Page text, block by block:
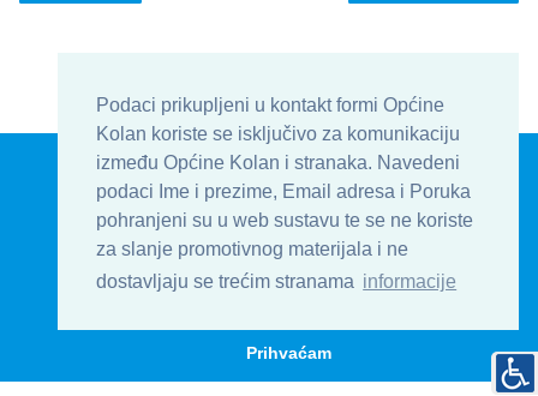
Podaci prikupljeni u kontakt formi Općine
Kolan koriste se isključivo za komunikaciju
između Općine Kolan i stranaka. Navedeni
podaci Ime i prezime, Email adresa i Poruka
pohranjeni su u web sustavu te se ne koriste
za slanje promotivnog materijala i ne
dostavljaju se trećim stranama informacije
Prihvaćam
© Općina Kolan , Općinska uprava 2016 - 2026
Develop & Host byTJstudio.info
| Uvjeti korištenja | Kontakt
| Formular
| Impressum
Na vrh